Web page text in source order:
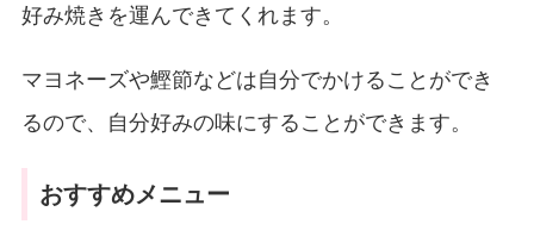
好み焼きを運んできてくれます。
マヨネーズや鰹節などは自分でかけることができ
るので、自分好みの味にすることができます。
おすすめメニュー